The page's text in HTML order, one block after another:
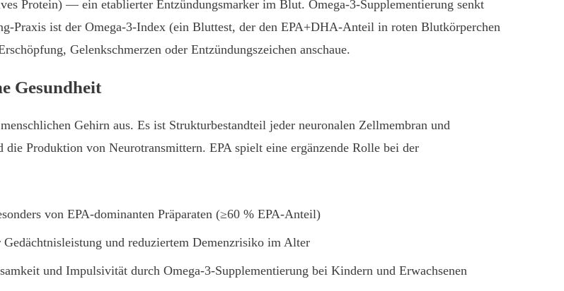
Protein) — ein etablierter Entzündungsmarker im Blut. Omega-3-Supplementierung senkt
Praxis ist der Omega-3-Index (ein Bluttest, der den EPA+DHA-Anteil in roten Blutkörperchen
Gelenkschmerzen oder Entzündungszeichen anschaue.
Gesundheit
Gehirn aus. Es ist Strukturbestandteil jeder neuronalen Zellmembran und
Produktion von Neurotransmittern. EPA spielt eine ergänzende Rolle bei der
von EPA-dominanten Präparaten (≥60 % EPA-Anteil)
und reduziertem Demenzrisiko im Alter
und Impulsivität durch Omega-3-Supplementierung bei Kindern und Erwachsenen